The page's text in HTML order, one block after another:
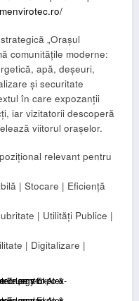
„Orașul
comunitățile moderne:
apă, deșeuri,
și securitate
în care expozanții
iar vizitatorii descoperă
viitorul orașelor.
relevant pentru
| Stocare | Eficiență
| Utilități Publice |
| Digitalizare |